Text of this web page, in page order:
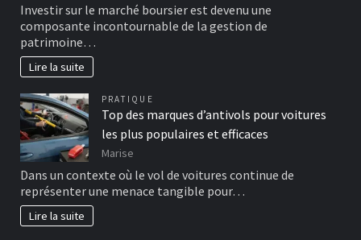
Investir sur le marché boursier est devenu une
composante incontournable de la gestion de
patrimoine…
Lire la suite
PRATIQUE
Top des marques d’antivols pour voitures
les plus populaires et efficaces
Marise
Dans un contexte où le vol de voitures continue de
représenter une menace tangible pour…
Lire la suite